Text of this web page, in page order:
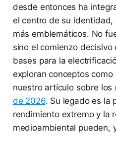
desde entonces ha
el centro de su identidad,
más emblemáticos. No
sino el comienzo
bases para la
exploran conceptos
nuestro artículo sobre los
de 2026. Su legado es la
rendimiento extremo y la
medioambiental pueden,